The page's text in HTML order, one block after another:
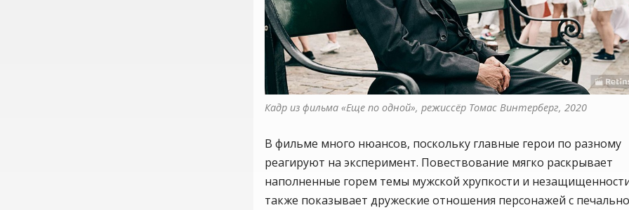
Кадр из фильма «Еще по одной», режиссёр Томас Винтерберг, 2020
В фильме много нюансов, поскольку главные герои по разному
реагируют на эксперимент. Повествование мягко раскрывает
наполненные горем темы мужской хрупкости и
также показывает дружеские отношения персонажей с